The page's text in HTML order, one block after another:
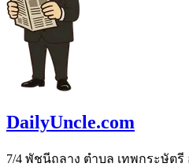
DailyUncle.com
7/4 พัชนีถลาง ตำบล เทพกระษัตรี